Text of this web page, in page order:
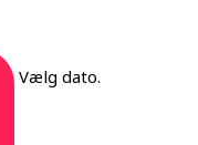
Vælg dato.